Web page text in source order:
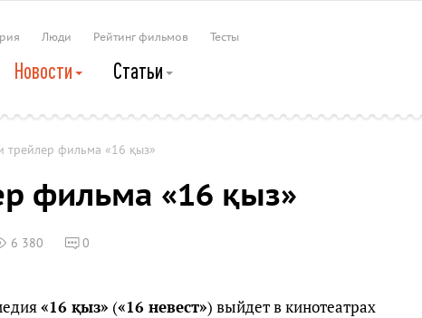
Люди Рейтинг фильмов Тесты
Новости Статьи
трейлер фильма «16 қыз»
фильма «16 қыз»
6 380 0
«16 қыз» («16 невест») выйдет в кинотеатрах